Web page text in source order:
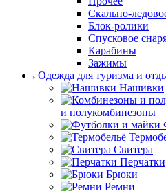
Скально-
Блок-ролики
Спусковое
Карабины
Зажимы
Одежда для туризма и
Нашивки
и полукомбинезоны
Свитера
Перчатки
Брюки
Ремни